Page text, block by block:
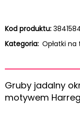
Kod produktu:
Kategoria: Opłatki
Gruby jadalny
motywem